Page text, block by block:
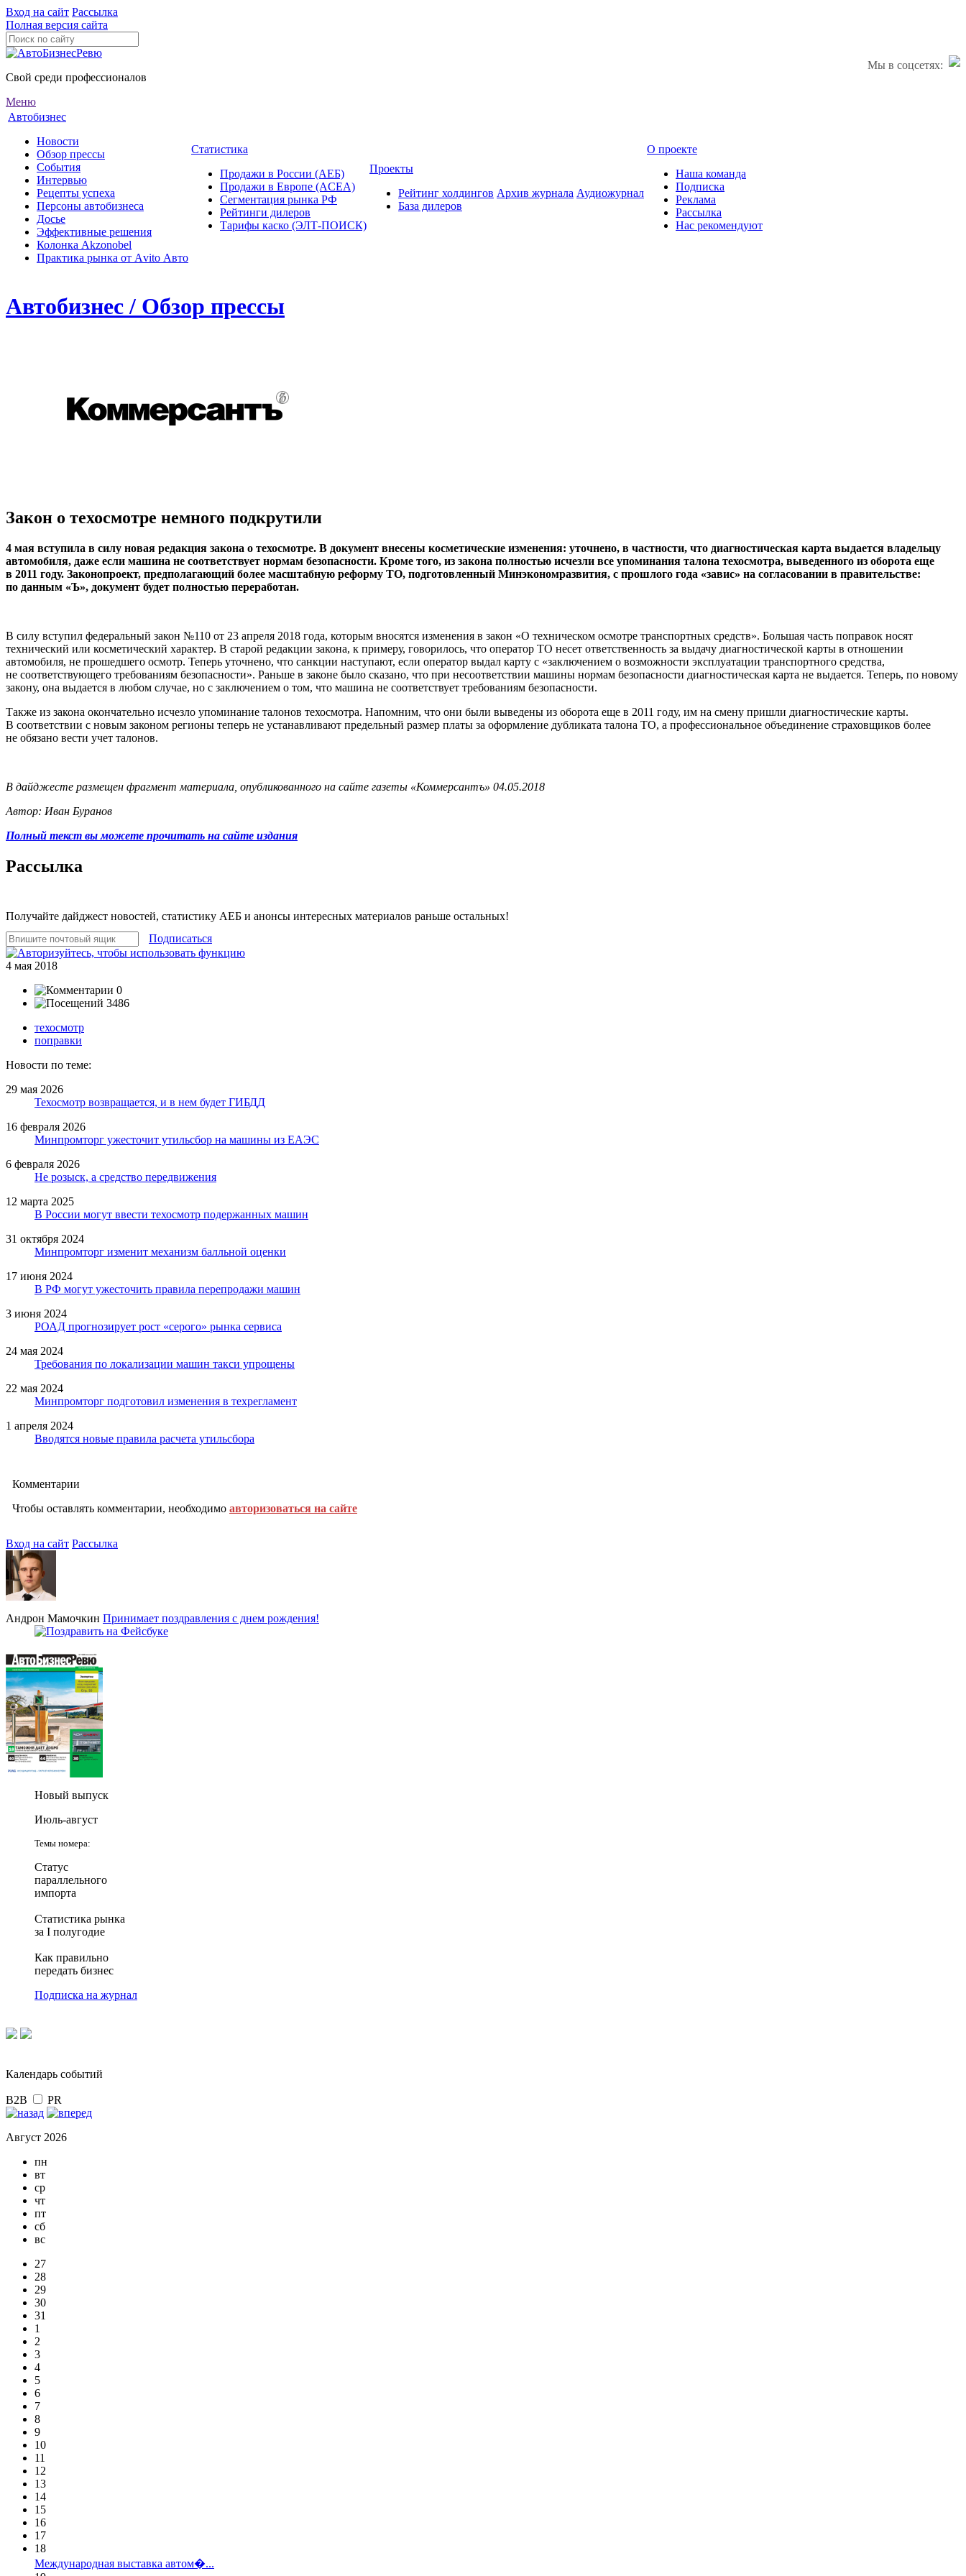
Вход на сайт Рассылка
Полная версия сайта
Мы в соцсетях:
Свой среди профессионалов
Меню
Автобизнес
Новости
Обзор прессы
События
Интервью
Рецепты успеха
Персоны автобизнеса
Досье
Эффективные решения
Колонка Akzonobel
Практика рынка от Аvito Авто
Статистика
Продажи в России (АЕБ)
Продажи в Европе (ACEA)
Сегментация рынка РФ
Рейтинги дилеров
Тарифы каско (ЭЛТ-ПОИСК)
Проекты
Рейтинг холдингов
База дилеров
Архив журнала Аудиожурнал
О проекте
Наша команда
Подписка
Реклама
Рассылка
Нас рекомендуют
Автобизнес / Обзор прессы
Закон о техосмотре немного подкрутили
4 мая вступила в силу новая редакция закона о техосмотре. В документ внесены косметические изменения: уточнено, в частности, что диагностическая карта выдается владельцу
автомобиля, даже если машина не соответствует нормам безопасности. Кроме того, из закона полностью исчезли все упоминания талона техосмотра, выведенного из оборота еще
в 2011 году. Законопроект, предполагающий более масштабную реформу ТО, подготовленный Минэкономразвития, с прошлого года «завис» на согласовании в правительстве:
по данным «Ъ», документ будет полностью переработан.
В силу вступил федеральный закон №110 от 23 апреля 2018 года, которым вносятся изменения в закон «О техническом осмотре транспортных средств». Большая часть поправок носят
технический или косметический характер. В старой редакции закона, к примеру, говорилось, что оператор ТО несет ответственность за выдачу диагностической карты в отношении
автомобиля, не прошедшего осмотр. Теперь уточнено, что санкции наступают, если оператор выдал карту с «заключением о возможности эксплуатации транспортного средства,
не соответствующего требованиям безопасности». Раньше в законе было сказано, что при несоответствии машины нормам безопасности диагностическая карта не выдается. Теперь, по новому
закону, она выдается в любом случае, но с заключением о том, что машина не соответствует требованиям безопасности.
Также из закона окончательно исчезло упоминание талонов техосмотра. Напомним, что они были выведены из оборота еще в 2011 году, им на смену пришли диагностические карты.
В соответствии с новым законом регионы теперь не устанавливают предельный размер платы за оформление дубликата талона ТО, а профессиональное объединение страховщиков более
не обязано вести учет талонов.
В дайджесте размещен фрагмент материала, опубликованного на сайте газеты «Коммерсантъ» 04.05.2018
Автор: Иван Буранов
Полный текст вы можете прочитать на сайте издания
Рассылка
Получайте дайджест новостей, статистику АЕБ и анонсы интересных материалов раньше остальных!
Подписаться
4 мая 2018
0
3486
техосмотр
поправки
Новости по теме:
29 мая 2026
Техосмотр возвращается, и в нем будет ГИБДД
16 февраля 2026
Минпромторг ужесточит утильсбор на машины из ЕАЭС
6 февраля 2026
Не розыск, а средство передвижения
12 марта 2025
В России могут ввести техосмотр подержанных машин
31 октября 2024
Минпромторг изменит механизм балльной оценки
17 июня 2024
В РФ могут ужесточить правила перепродажи машин
3 июня 2024
РОАД прогнозирует рост «серого» рынка сервиса
24 мая 2024
Требования по локализации машин такси упрощены
22 мая 2024
Минпромторг подготовил изменения в техрегламент
1 апреля 2024
Вводятся новые правила расчета утильсбора
Комментарии
Чтобы оставлять комментарии, необходимо авторизоваться на сайте
Вход на сайт Рассылка
Андрон Мамочкин Принимает поздравления с днем рождения!
Новый выпуск
Июль-август
Темы номера:
Статус
параллельного
импорта
Статистика рынка
за I полугодие
Как правильно
передать бизнес
Подписка на журнал
Календарь событий
B2B PR
Август 2026
пн
вт
ср
чт
пт
сб
вс
27
28
29
30
31
1
2
3
4
5
6
7
8
9
10
11
12
13
14
15
16
17
18
Международная выставка автом�...